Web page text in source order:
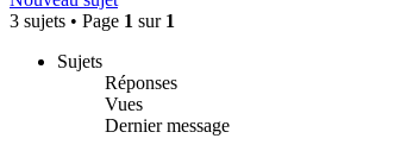
3 sujets • Page 1 sur 1
Sujets
Réponses
Vues
Dernier message